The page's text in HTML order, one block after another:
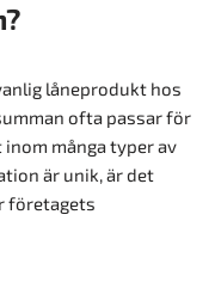
låneprodukt hos
ofta passar för
många typer av
är unik, är det
företagets